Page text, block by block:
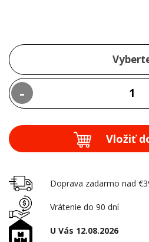
-
Vložiť
Doprava zadarmo nad
Vrátenie do 90 dní
U Vás 12.08.2026